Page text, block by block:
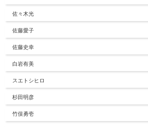
佐々木光
佐藤愛子
佐藤史幸
白岩有美
スエトシヒロ
杉田明彦
竹俣勇壱